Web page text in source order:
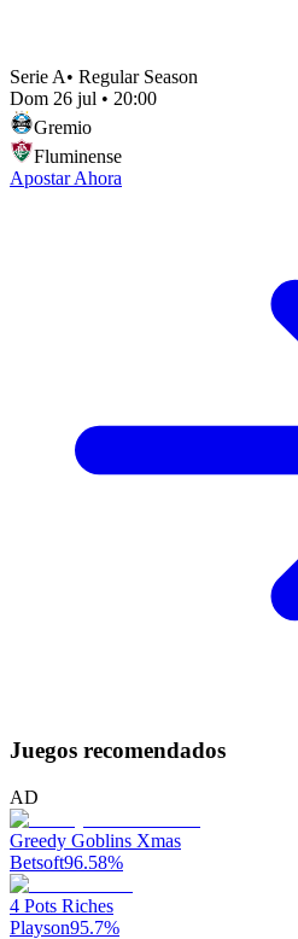
Serie A• Regular Season
Dom 26 jul • 20:00
Gremio
Fluminense
Apostar Ahora
Juegos recomendados
AD
Greedy Goblins Xmas
Betsoft96.58%
4 Pots Riches
Playson95.7%